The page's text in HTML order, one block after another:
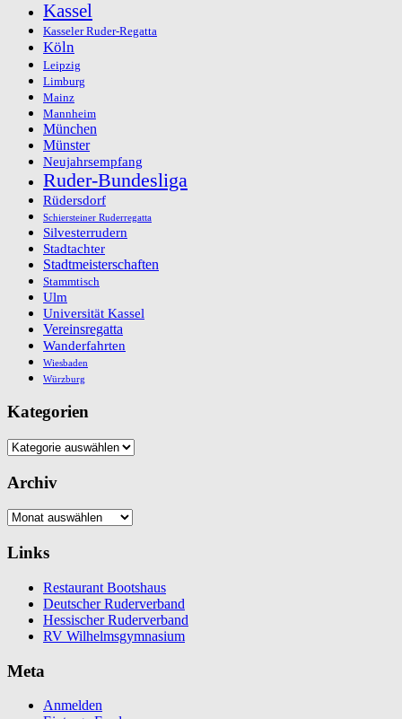
Kassel
Kasseler Ruder-Regatta
Köln
Leipzig
Limburg
Mainz
Mannheim
München
Münster
Neujahrsempfang
Ruder-Bundesliga
Rüdersdorf
Schiersteiner Ruderregatta
Silvesterrudern
Stadtachter
Stadtmeisterschaften
Stammtisch
Ulm
Universität Kassel
Vereinsregatta
Wanderfahrten
Wiesbaden
Würzburg
Kategorien
Kategorien
Archiv
Archiv
Links
Restaurant Bootshaus
Deutscher Ruderverband
Hessischer Ruderverband
RV Wilhelmsgymnasium
Meta
Anmelden